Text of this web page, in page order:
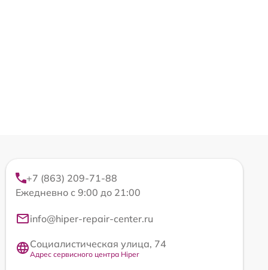
+7 (863) 209-71-88
Ежедневно с 9:00 до 21:00
info@hiper-repair-center.ru
Социалистическая улица, 74
Адрес сервисного центра Hiper